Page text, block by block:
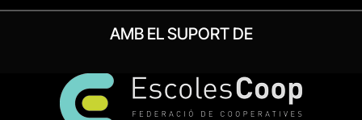
AMB EL SUPORT DE